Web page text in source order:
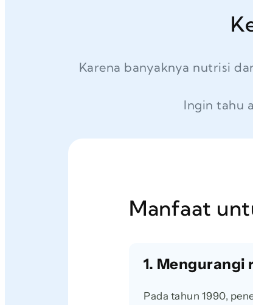
Karena banyaknya nutrisi
Ingin tahu
Manfaat
1. Mengurangi
Pada tahun 1990,